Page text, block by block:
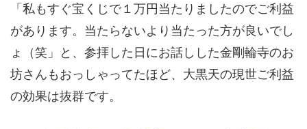
「私もすぐ宝くじで１万円当たりましたのでご利益
があります。当たらないより当たった方が良いでし
ょ（笑」と、参拝した日にお話しした金剛輪寺のお
坊さんもおっしゃってたほど、大黒天の現世ご利益
の効果は抜群です。